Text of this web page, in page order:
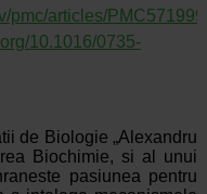
pmc/articles/
10.1016/0735-
de Biologie „Alexandru
Biochimie, si al unui
pasiunea pentru